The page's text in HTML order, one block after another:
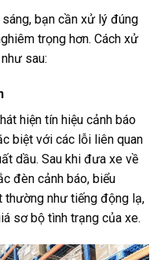
bạn cần xử lý đúng
trọng hơn. Cách xử
sau:
hiện tín hiệu cảnh báo
biệt với các lỗi liên quan
dầu. Sau khi đưa xe về
đèn cảnh báo, biểu
thường như tiếng động lạ,
sơ bộ tình trạng của xe.